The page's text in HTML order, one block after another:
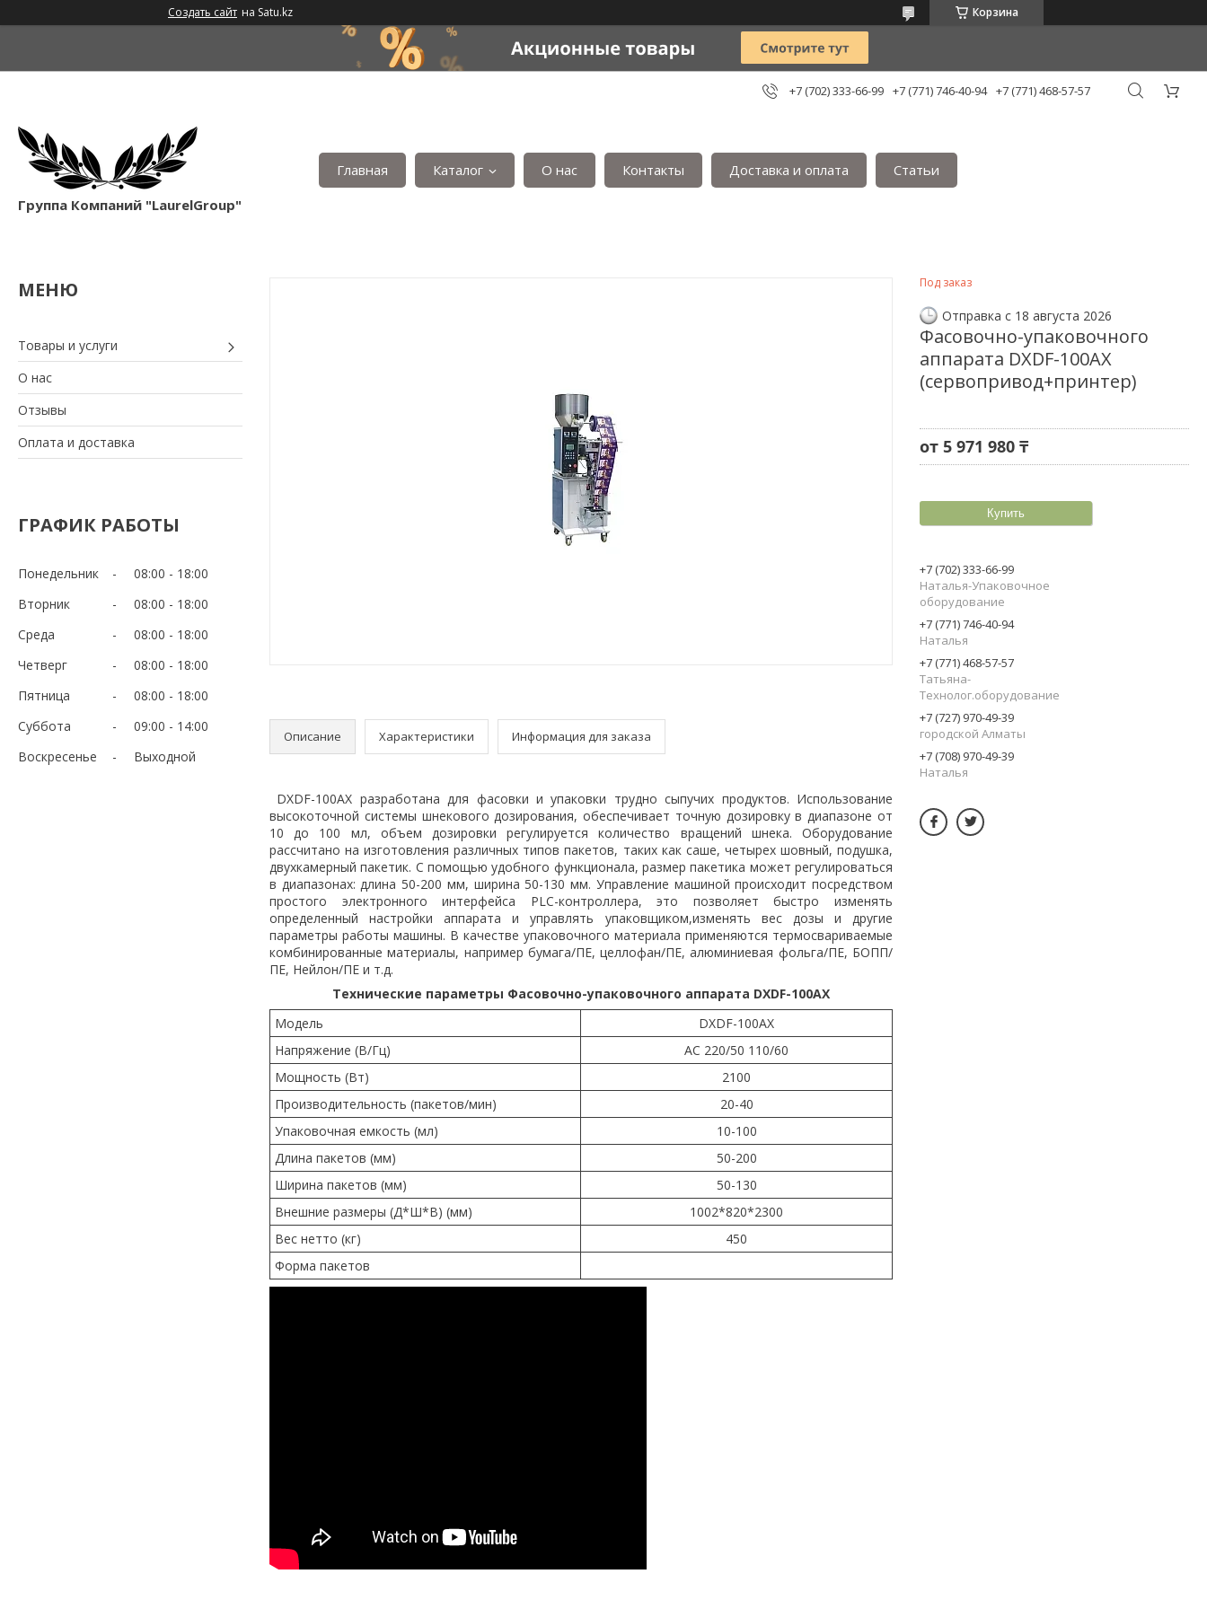
Создать сайт на Satu.kz Корзина
+7 (702) 333-66-99 +7 (771) 746-40-94 +7 (771) 468-57-57
Группа Компаний "LaurelGroup"
Главная Каталог О нас Контакты Доставка и оплата Статьи
Товары и услуги
О нас
Отзывы
Оплата и доставка
ГРАФИК РАБОТЫ
Понедельник 08:00
18:00
Вторник
08:00
18:00
Среда
08:00
18:00
Четверг
08:00
18:00
Пятница
08:00
18:00
Суббота
09:00
14:00
Воскресенье
Выходной
Описание Характеристики Информация для заказа
DXDF-100AX разработана для фасовки и упаковки трудно сыпучих продуктов. Использование
высокоточной системы шнекового дозирования, обеспечивает точную дозировку в диапазоне от
10 до 100 мл, объем дозировки регулируется количество вращений шнека. Оборудование
рассчитано на изготовления различных типов пакетов, таких как саше, четырех шовный, подушка,
двухкамерный пакетик. С помощью удобного функционала, размер пакетика может регулироваться
в диапазонах: длина 50-200 мм, ширина 50-130 мм. Управление машиной происходит посредством
простого электронного интерфейса PLC-контроллера, это позволяет быстро изменять
определенный настройки аппарата и управлять упаковщиком,изменять вес дозы и другие
параметры работы машины. В качестве упаковочного материала применяются термосвариваемые
комбинированные материалы, например бумага/ПЕ, целлофан/ПЕ, алюминиевая фольга/ПЕ, БОПП/
ПЕ, Нейлон/ПЕ и т.д.
Технические параметры Фасовочно-упаковочного аппарата DXDF-100AX
Модель
DXDF-100AX
Напряжение (В/Гц)
AC 220/50 110/60
Мощность (Вт)
2100
Производительность (пакетов/мин)
20-40
Упаковочная емкость (мл)
10-100
Длина пакетов (мм)
50-200
Ширина пакетов (мм)
50-130
Внешние размеры (Д*Ш*В) (мм)
1002*820*2300
Вес нетто (кг)
450
Форма пакетов
Под заказ
Отправка с 18 августа 2026
Фасовочно-упаковочного
аппарата DXDF-100AX
(сервопривод+принтер)
от 5 971 980 ₸
Купить
+7 (702) 333-66-99
Наталья-Упаковочное
оборудование
+7 (771) 746-40-94
Наталья
+7 (771) 468-57-57
Татьяна-
Технолог.оборудование
+7 (727) 970-49-39
городской Алматы
+7 (708) 970-49-39
Наталья